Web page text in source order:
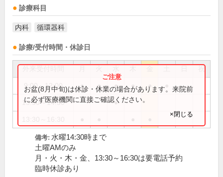
診療科目
内科 循環器科
診療/受付時間・休診日
祝
9:00～12:00 ● ● ● ● ●
13:30～14:30 ●
お盆(8月中旬)は休診・休業の場合があります。来院前
に必ず医療機関に直接ご確認ください。
×閉じる
備考: 水曜14:30時まで
土曜AMのみ
月・火・木・金、13:30～16:30は要電話予約
臨時休診あり